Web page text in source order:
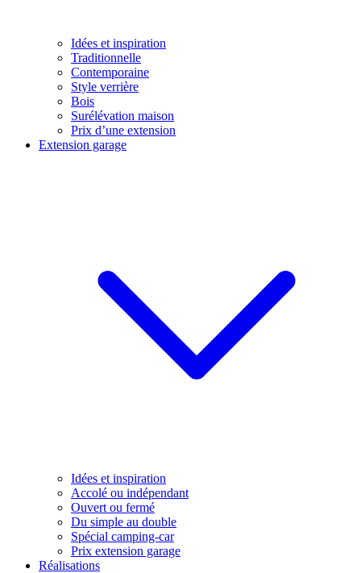
Idées et inspiration
Traditionnelle
Contemporaine
Style verrière
Bois
Surélévation maison
Prix d’une extension
Extension garage
Idées et inspiration
Accolé ou indépendant
Ouvert ou fermé
Du simple au double
Spécial camping-car
Prix extension garage
Réalisations